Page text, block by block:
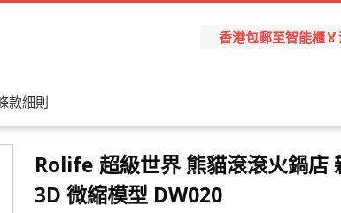
香港包郵至智能櫃
款細則
Rolife 超級世界 熊貓滾滾火鍋店
3D 微縮模型 DW020